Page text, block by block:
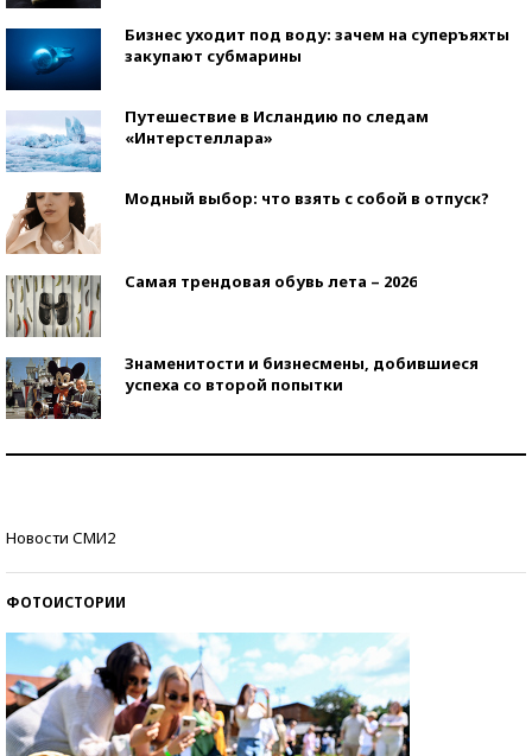
Бизнес уходит под воду: зачем на суперъяхты
закупают субмарины
Путешествие в Исландию по следам
«Интерстеллара»
Модный выбор: что взять с собой в отпуск?
Самая трендовая обувь лета – 2026
Знаменитости и бизнесмены, добившиеся
успеха со второй попытки
Новости СМИ2
ФОТОИСТОРИИ